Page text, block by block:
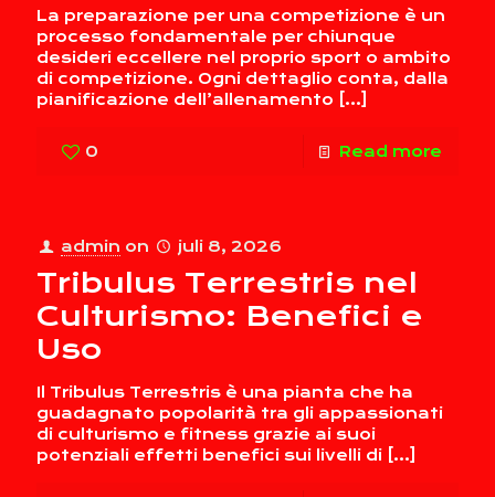
La preparazione per una competizione è un
processo fondamentale per chiunque
desideri eccellere nel proprio sport o ambito
di competizione. Ogni dettaglio conta, dalla
pianificazione dell’allenamento […]
0 Read more
admin on juli 8, 2026
Tribulus Terrestris nel
Culturismo: Benefici e
Uso
Il Tribulus Terrestris è una pianta che ha
guadagnato popolarità tra gli appassionati
di culturismo e fitness grazie ai suoi
potenziali effetti benefici sui livelli di […]